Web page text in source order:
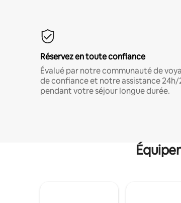
Réservez en toute confiance
Évalué par notre communauté de
de confiance et notre assistance 24h/
pendant votre séjour longue durée.